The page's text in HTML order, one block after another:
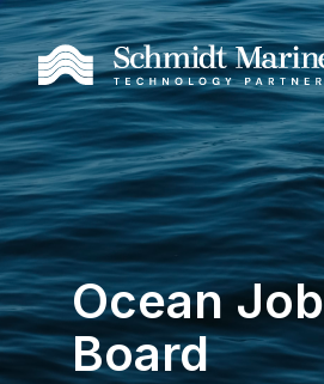
Ocean Job
Board